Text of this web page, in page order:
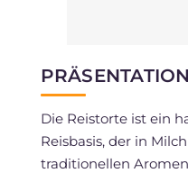
PRÄSENTATION
Die Reistorte ist ein
Reisbasis, der in
traditionellen